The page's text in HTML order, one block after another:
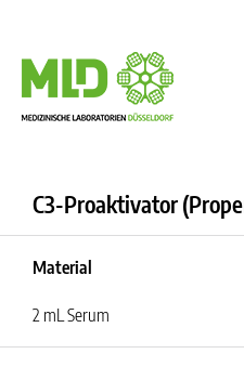
C3-Proaktivator
Material
2 mL Serum